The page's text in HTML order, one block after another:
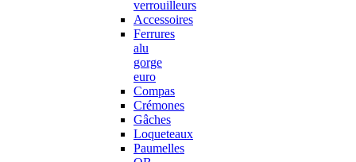
verrouilleurs
Accessoires
Ferrures
alu
gorge
euro
Compas
Crémones
Gâches
Loqueteaux
Paumelles